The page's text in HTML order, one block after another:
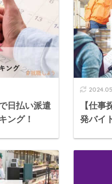
日払い派遣
ング！
【仕
発バイ